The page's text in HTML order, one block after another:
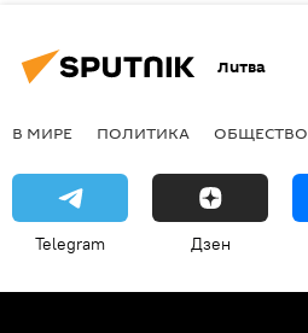
Литва
В МИРЕ ПОЛИТИКА ОБЩЕСТВО
Telegram Дзен